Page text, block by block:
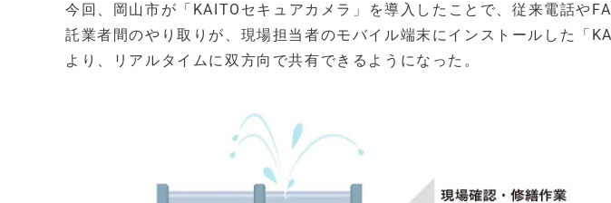
今回、岡山市が「KAITOセキュアカメラ」を導入したことで、従来電話や
託業者間のやり取りが、現場担当者のモバイル端末にインストールした「
より、リアルタイムに双方向で共有できるようになった。